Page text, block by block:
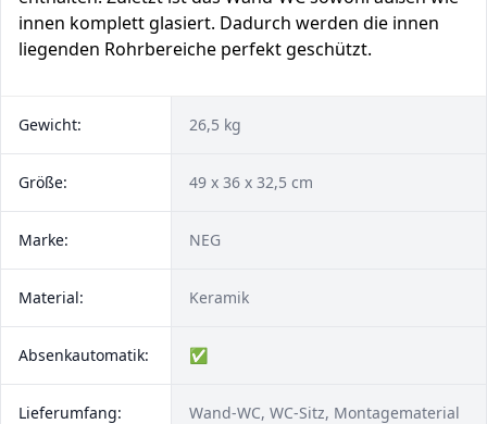
innen komplett glasiert. Dadurch werden die innen
liegenden Rohrbereiche perfekt geschützt.
Gewicht: 26,5 kg
Größe: 49 x 36 x 32,5 cm
Marke: NEG
Material: Keramik
Absenkautomatik: ✅
Lieferumfang: Wand-WC, WC-Sitz, Montagematerial